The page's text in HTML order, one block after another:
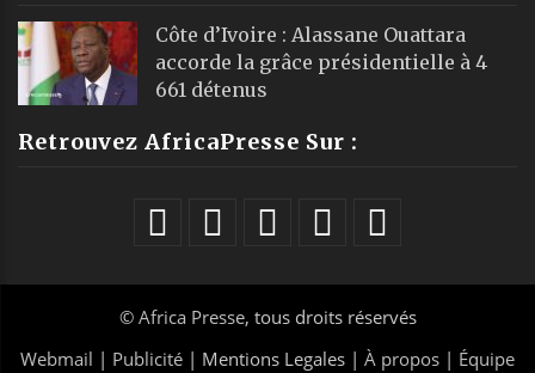
Côte d’Ivoire : Alassane Ouattara
accorde la grâce présidentielle à 4
661 détenus
Retrouvez AfricaPresse Sur :
© Africa Presse, tous droits réservés
Webmail | Publicité | Mentions Legales | À propos | Équipe